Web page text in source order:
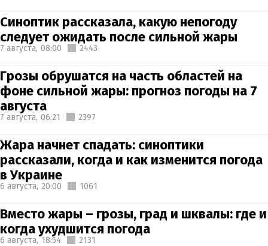
Синоптик рассказала, какую непогоду
следует ожидать после сильной жары
7 августа, 08:00 2443
Грозы обрушатся на часть областей на
фоне сильной жары: прогноз погоды на 7
августа
7 августа, 06:21 2397
Жара начнет спадать: синоптики
рассказали, когда и как изменится погода
в Украине
6 августа, 20:00 1061
Вместо жары – грозы, град и шквалы: где и
когда ухудшится погода
6 августа, 18:54 2131